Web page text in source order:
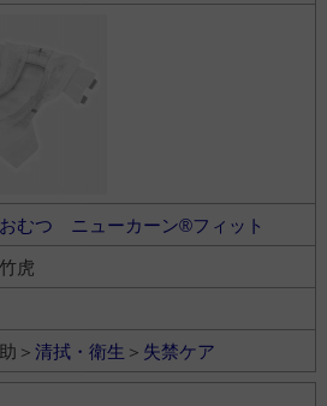
むつ ニューカーン®フィット
虎
＞ 清拭・衛生 ＞ 失禁ケア